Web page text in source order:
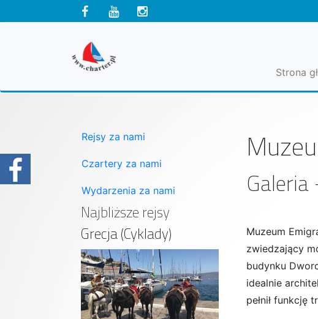
Strona
Muzeum
zwiedzający
budynku
idealnie
pełnił funkcję
Rejsy za nami
Czartery za nami
Wydarzenia za nami
Najbliższe rejsy
Grecja (Cyklady)